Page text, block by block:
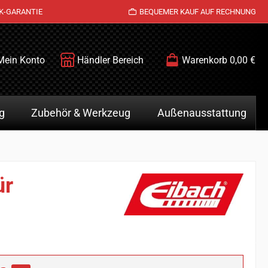
GARANTIE BEQUEMER KAUF AUF RECHNUNG
Konto Händler Bereich Warenkorb 0,00 €
Zubehör & Werkzeug Außenausstattung